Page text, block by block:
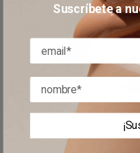
Marcha 15, 2022 Ere Perez
20 años hechos
Suscríbete a